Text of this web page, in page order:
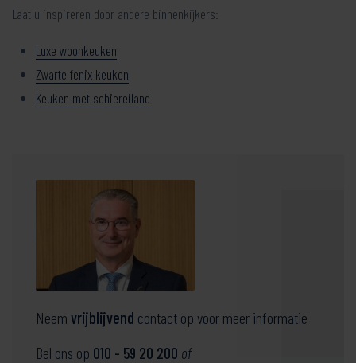
Laat u inspireren door andere binnenkijkers:
Luxe woonkeuken
Zwarte fenix keuken
Keuken met schiereiland
Neem vrijblijvend contact op voor meer informatie
Bel ons op 010 - 59 20 200 of